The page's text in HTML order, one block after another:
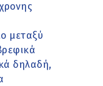
μεταξύ
δηλαδή,